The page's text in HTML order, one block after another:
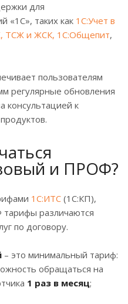
для
«1С», таких как 1С:Учет в
ТСЖ и ЖСК, 1С:Общепит,
пользователям
регулярные обновления
консультацией к
и ПРОФ?
1С:ИТС (1С:КП),
различаются
по договору.
– это минимальный тариф:
обращаться на
1 раз в месяц;